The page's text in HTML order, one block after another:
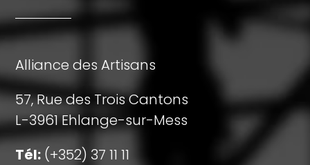
Alliance des Artisans
57, Rue des Trois Cantons
L-3961 Ehlange-sur-Mess
Tél: (+352) 37 11 11